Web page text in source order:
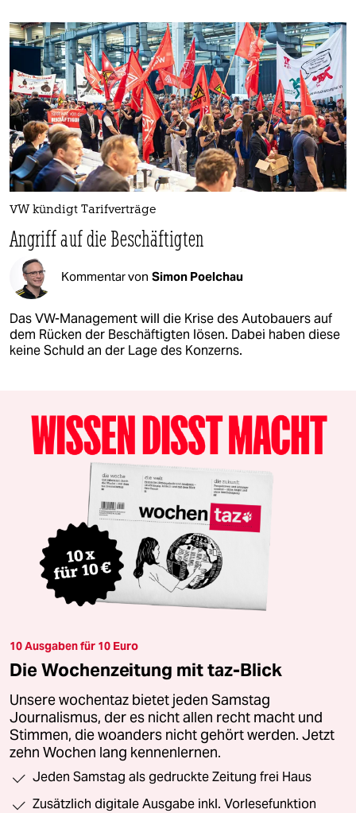
VW kündigt Tarifverträge
Angriff auf die Beschäftigten
Kommentar von Simon Poelchau
Das VW-Management will die Krise des Autobauers auf
dem Rücken der Beschäftigten lösen. Dabei haben diese
keine Schuld an der Lage des Konzerns.
10 Ausgaben für 10 Euro
Die Wochenzeitung mit taz-Blick
Unsere wochentaz bietet jeden Samstag
Journalismus, der es nicht allen recht macht und
Stimmen, die woanders nicht gehört werden. Jetzt
zehn Wochen lang kennenlernen.
Jeden Samstag als gedruckte Zeitung frei Haus
Zusätzlich digitale Ausgabe inkl. Vorlesefunktion